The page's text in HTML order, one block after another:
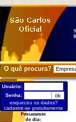
O quê procura?
Usuário:
Senha:
esqueceu os dados?
cadastre-se gratuitamente
Pensamento
do dia: